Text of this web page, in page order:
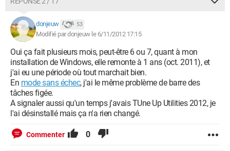
Explorer\Search,CustomizeSearch =
HKCU\Software\Microsoft\Windows\CurrentVersion\Internet
Settings,ProxyOverride = *.local
O2 - BHO: SkypeIEPluginBHO - {AE805869-2E5C-4ED4-8F7B-
F1F7851A4497} - C:\Program Files
(x86)\Skype\Toolbars\Internet Explorer\skypeieplugin.dll
O4 - HKLM\..\Run: [LogMeIn Hamachi Ui] "C:\Program Files
(x86)\LogMeIn Hamachi\hamachi-2-ui.exe" --auto-start
O4 - HKLM\..\Run: [QuickTime Task] "C:\Program Files
(x86)\QuickTime\QTTask.exe" -atboottime
O4 - HKLM\..\Run: [APSDaemon] "C:\Program Files
Support\APSDaemon.exe"
donjeuw 53
Modifié par donjeuw le 6/11/2012 17:15
Oui ça fait plusieurs mois, peut-être 6 ou 7, quant à mon
installation de Windows, elle remonte à 1 ans (oct. 2011), et
j'ai eu une période où tout marchait bien.
En mode sans échec, j'ai le même problème de barre des
tâches figée.
A signaler aussi qu'un temps j'avais TUne Up Utilities 2012, je
l'ai désinstallé mais ça n'a rien changé.
Commenter 0